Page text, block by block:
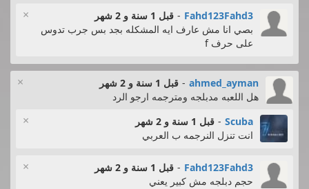
× Fahd123Fahd3
- قبل 1 سنة و 2 شهر
بصي انا مش عارف ايه المشكله بجد بس جرب تدوس
على حرف f
× ahmed_ayman
- قبل 1 سنة و 2 شهر
هل اللعبه مدبلجه ومترجمه ارجو الرد
× Scuba
- قبل 1 سنة و 2 شهر
انت تنزل النرجمه ب العربي
× Fahd123Fahd3
- قبل 1 سنة و 2 شهر
حجم دبلجه مش كبير يعني